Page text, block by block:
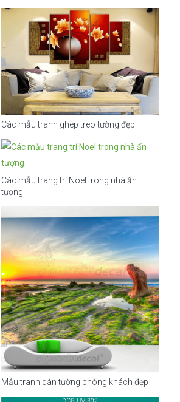
Các mẫu tranh ghép treo tường đẹp
Các mẫu trang trí Noel trong nhà ấn
tượng
Mẫu tranh dán tường phòng khách đẹp